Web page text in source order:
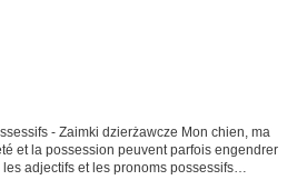
- Zaimki dzierżawcze Mon chien, ma
et la possession peuvent parfois engendrer
adjectifs et les pronoms possessifs